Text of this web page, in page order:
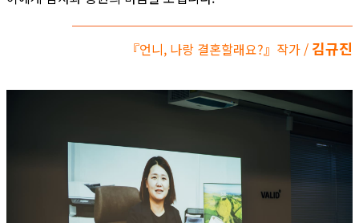
『언니, 나랑 결혼할래요?』작가 / 김규진